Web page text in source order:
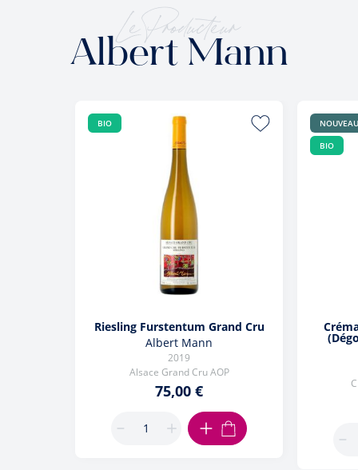
Le Producteur
Albert Mann
BIO
Riesling Furstentum Grand Cru
Albert Mann
2019
Alsace Grand Cru AOP
75,00 €
AJOUTER AU PANIER
NOUVEAU
BIO